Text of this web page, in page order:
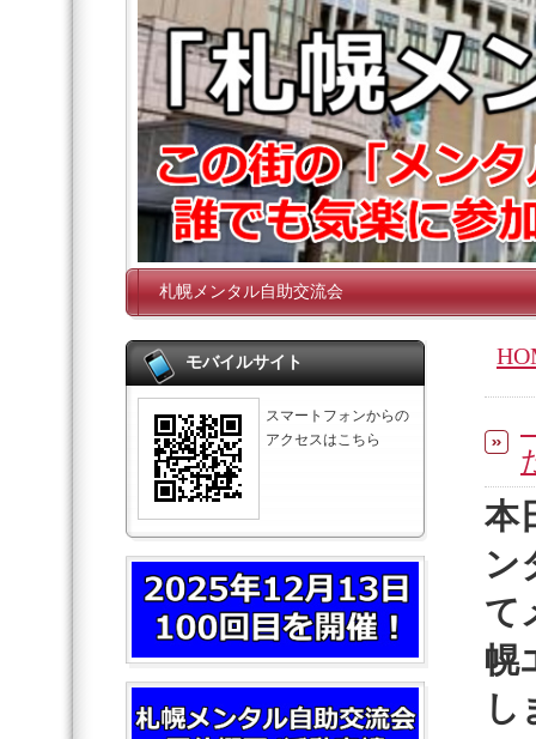
札幌メンタル自助交流会
本
ン
て
幌
し
モバイルサイト
スマートフォンからの
アクセスはこちら